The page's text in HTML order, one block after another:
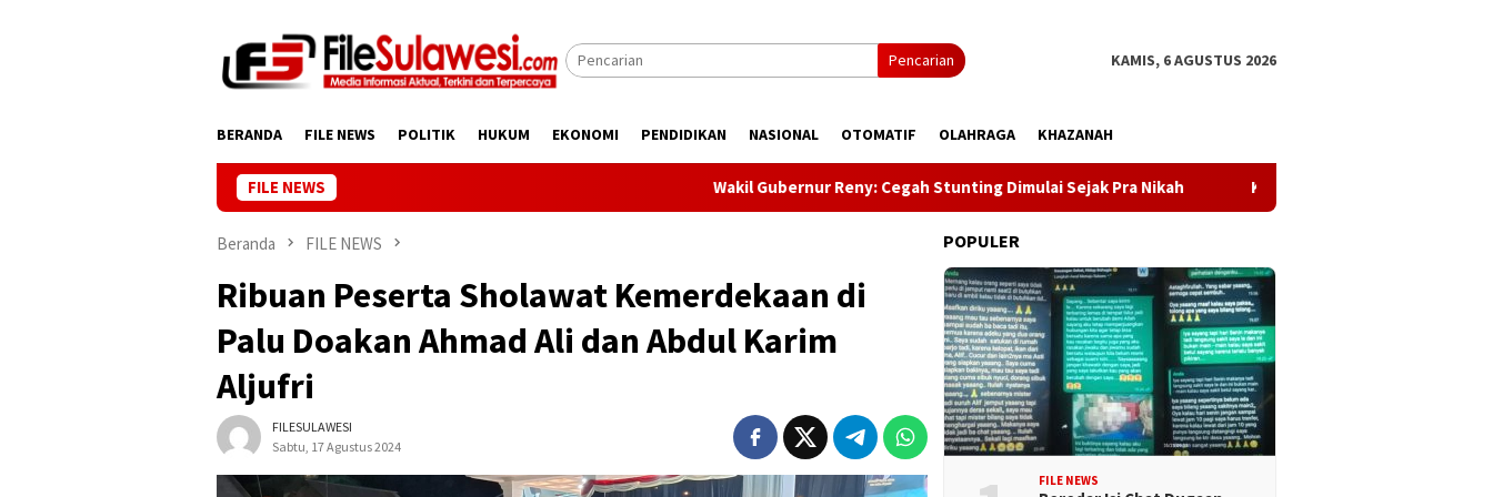
Pencarian KAMIS, 6 AGUSTUS 2026
BERANDA FILE NEWS POLITIK HUKUM EKONOMI PENDIDIKAN NASIONAL OTOMATIF OLAHRAGA KHAZANAH
FILE NEWS Wakil Gubernur Reny: Cegah Stunting Dimulai Sejak Pra Nikah Kunjungi Desa Mire, Gubernur Sulteng
Beranda FILE NEWS
Ribuan Peserta Sholawat Kemerdekaan di
Palu Doakan Ahmad Ali dan Abdul Karim
Aljufri
FILESULAWESI
Sabtu, 17 Agustus 2024
POPULER
FILE NEWS